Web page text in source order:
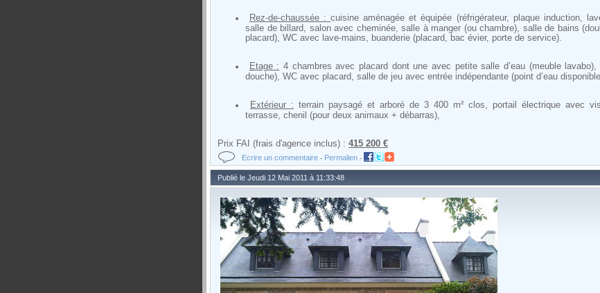
Rez-de-chaussée :cuisine aménagée et équipée (réfrigérateur, plaque induction,
salle de billard, salon avec cheminée, salle à manger (ou chambre), salle de bains
placard), WC avec lave-mains, buanderie (placard, bac évier, porte de service).
Etage : 4 chambres avec placard dont une avec petite salle d’eau (meuble lavabo),
douche), WC avec placard, salle de jeu avec entrée indépendante (point d’eau
Extérieur : terrain paysagé et arboré de 3 400 m² clos, portail électrique avec
terrasse, chenil (pour deux animaux + débarras),
Prix FAI (frais d'agence inclus) : 415 200 €
Ecrire un commentaire - Permalien -
Publié le Jeudi 12 Mai 2011 à 11:33:48